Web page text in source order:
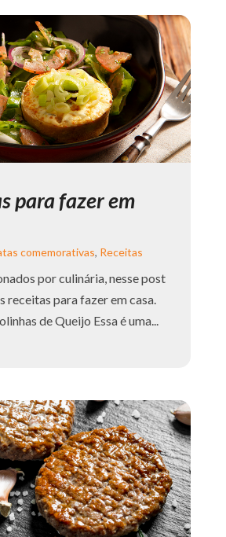
para fazer em
comemorativas, Receitas
por culinária, nesse post
receitas para fazer em casa.
de Queijo Essa é uma...